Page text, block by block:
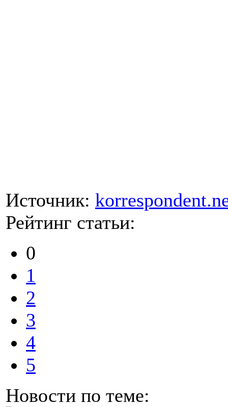
Источник:
Рейтинг статьи:
0
1
2
3
4
5
Новости по теме: